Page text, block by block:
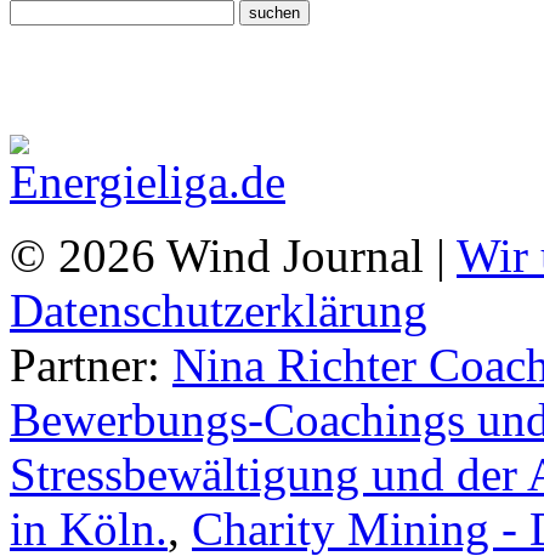
© 2026 Wind Journal | Wir
Datenschutzerklärung
Partner: Nina Richter
Bewerbungs-Coachings
Stressbewältigung und
in Köln., Charity Mining -